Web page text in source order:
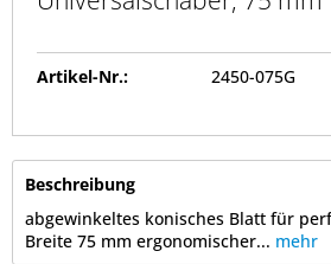
Artikel-Nr.: 2450-075G
Beschreibung
abgewinkeltes konisches Blatt für
Breite 75 mm ergonomischer... mehr